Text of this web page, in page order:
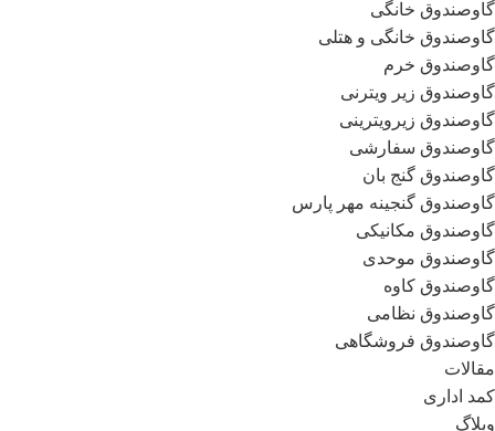
گاوصندوق خانگی
گاوصندوق خانگی و هتلی
گاوصندوق خرم
گاوصندوق زیر ویترنی
گاوصندوق زیرویترینی
گاوصندوق سفارشی
گاوصندوق گنج بان
گاوصندوق گنجینه مهر پارس
گاوصندوق مکانیکی
گاوصندوق موحدی
گاوصندوق کاوه
گاوصندوق نظامی
گاوصندوق فروشگاهی
مقالات
کمد اداری
وبلاگ